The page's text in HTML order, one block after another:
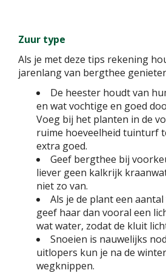
Zuur type
Als je met deze tips rekening
jarenlang van bergthee
De heester houdt van
en wat vochtige en goed
Voeg bij het planten in de
ruime hoeveelheid tuinturf
extra goed.
Geef bergthee bij
liever geen kalkrijk
niet zo van.
Als je de plant een
geef haar dan vooral een
wat water, zodat de kluit
Snoeien is nauwelijks
uitlopers kun je na de
wegknippen.